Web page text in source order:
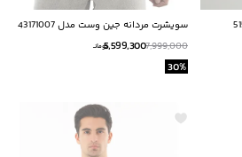
سویشرت مردانه جین وست مدل 43171007
7,999,000
5,599,300تومانــ
30%